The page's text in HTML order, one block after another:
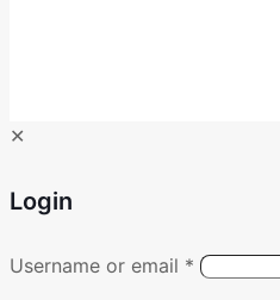
✕
Login
Username or email *